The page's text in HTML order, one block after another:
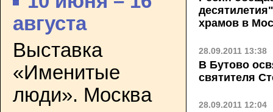
августа
Выставка
«Именитые
люди». Москва
храмов в
28.09.2011 13:38
В Бутово
святителя
28.09.2011 12:04